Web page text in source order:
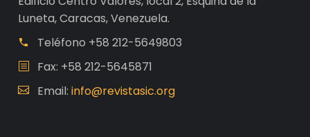
Luneta, Caracas, Venezuela.
Teléfono +58 212-5649803
Fax: +58 212-5645871
Email: info@revistasic.org